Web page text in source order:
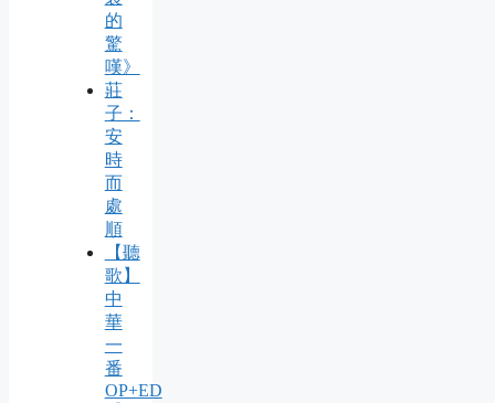
的
驚
嘆》
莊
子：
安
時
而
處
順
【聽
歌】
中
華
一
番
OP+ED